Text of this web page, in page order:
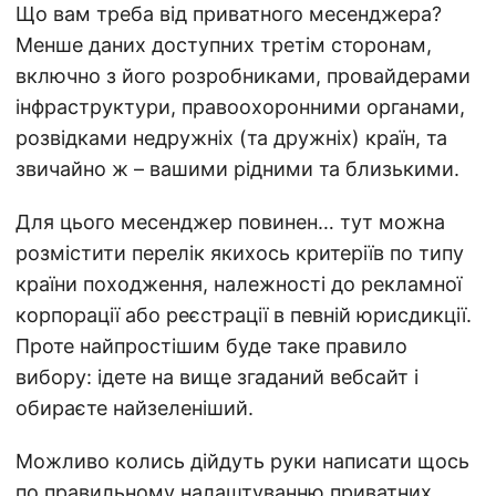
Що вам треба від приватного месенджера?
Менше даних доступних третім сторонам,
включно з його розробниками, провайдерами
інфраструктури, правоохоронними органами,
розвідками недружніх (та дружніх) країн, та
звичайно ж – вашими рідними та близькими.
Для цього месенджер повинен… тут можна
розмістити перелік якихось критеріїв по типу
країни походження, належності до рекламної
корпорації або реєстрації в певній юрисдикції.
Проте найпростішим буде таке правило
вибору: ідете на вище згаданий вебсайт і
обираєте найзеленіший.
Можливо колись дійдуть руки написати щось